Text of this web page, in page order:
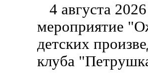
4 августа
мероприятие
детских
клуба